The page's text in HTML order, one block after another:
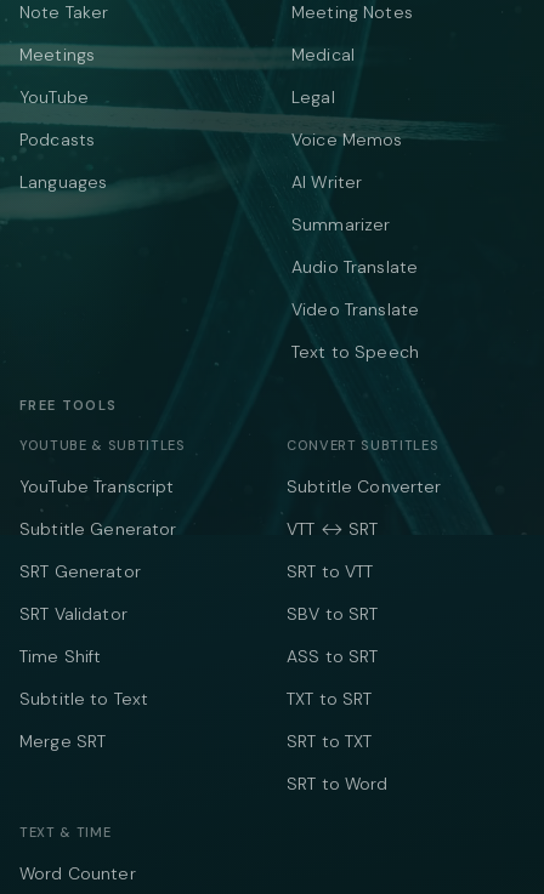
Note Taker
Meetings
YouTube
Podcasts
Languages
Meeting Notes
Medical
Legal
Voice Memos
AI Writer
Summarizer
Audio Translate
Video Translate
Text to Speech
FREE TOOLS
YOUTUBE & SUBTITLES
YouTube Transcript
Subtitle Generator
SRT Generator
SRT Validator
Time Shift
Subtitle to Text
Merge SRT
CONVERT SUBTITLES
Subtitle Converter
VTT ↔ SRT
SRT to VTT
SBV to SRT
ASS to SRT
TXT to SRT
SRT to TXT
SRT to Word
TEXT & TIME
Word Counter